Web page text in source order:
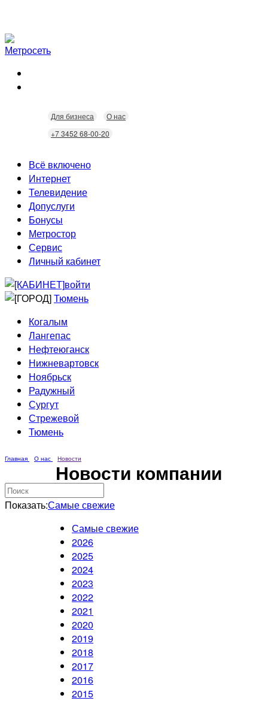
Для бизнеса
О нас
+7 3452 68-00-20
Всё включено
Интернет
Скорость
Безопасность
Wi-Fi
Технологии
Телевидение
Кабельное ТВ
Интерактивное ТВ
Допуслуги
Видеонаблюдение
Домофония
Бонусы
Статусы
Бонусы
Скидки
Метростор
Сервис
Неисправности
Домовые сети
Личный кабинет
войти
Тюмень
Когалым
Лангепас
Нефтеюганск
Нижневартовск
Ноябрьск
Радужный
Сургут
Стрежевой
Тюмень
Главная О нас Новости
Новости компании
Показать:Самые свежие
Самые свежие
2026
2025
2024
2023
2022
2021
2020
2019
2018
2017
2016
2015